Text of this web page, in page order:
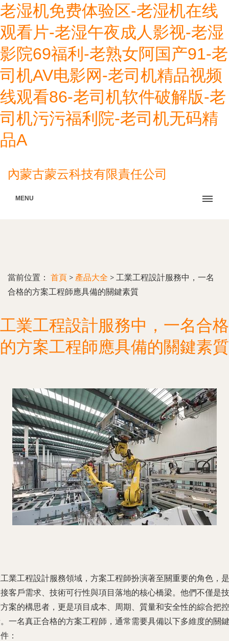
老湿机免费体验区-老湿机在线
观看片-老湿午夜成人影视-老湿
影院69福利-老熟女阿国产91-老
司机AV电影网-老司机精品视频
线观看86-老司机软件破解版-老
司机污污福利院-老司机无码精
品A
內蒙古蒙云科技有限責任公司
MENU
當前位置： 首頁 > 產品大全 > 工業工程設計服務中，一名
合格的方案工程師應具備的關鍵素質
工業工程設計服務中，一名合格
的方案工程師應具備的關鍵素質
業工程設計服務領域，方案工程師扮演著至關重要的角色，是
客戶需求、技術可行性與項目落地的核心橋梁。他們不僅是技
案的構思者，更是項目成本、周期、質量和安全性的綜合把控
一名真正合格的方案工程師，通常需要具備以下多維度的關鍵
：